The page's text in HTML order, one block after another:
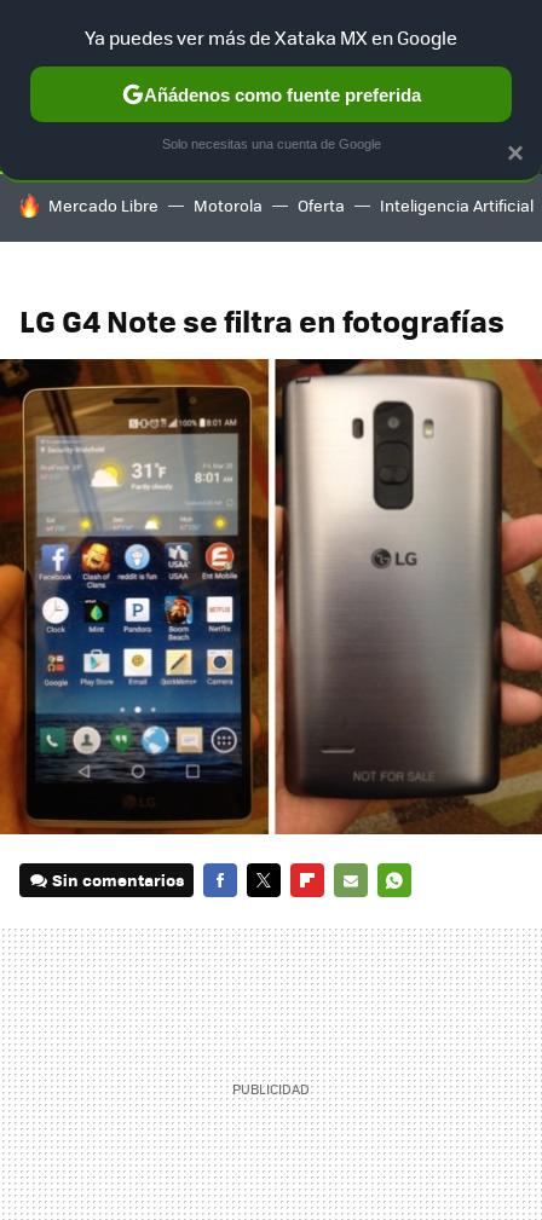
SELECCIÓN GAMING HOME AUTO TERRITORIO
HOY SE HABLA DE
Mercado Libre Motorola Oferta Inteligencia Artificial
LG G4 Note se filtra en fotografías
Sin comentarios
MAIL
×
Ya puedes ver más de Xataka MX en Google
Añádenos como fuente preferida
Solo necesitas una cuenta de Google